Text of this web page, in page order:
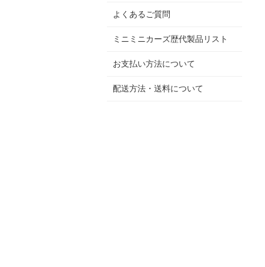
よくあるご質問
ミニミニカーズ歴代製品リスト
お支払い方法について
配送方法・送料について